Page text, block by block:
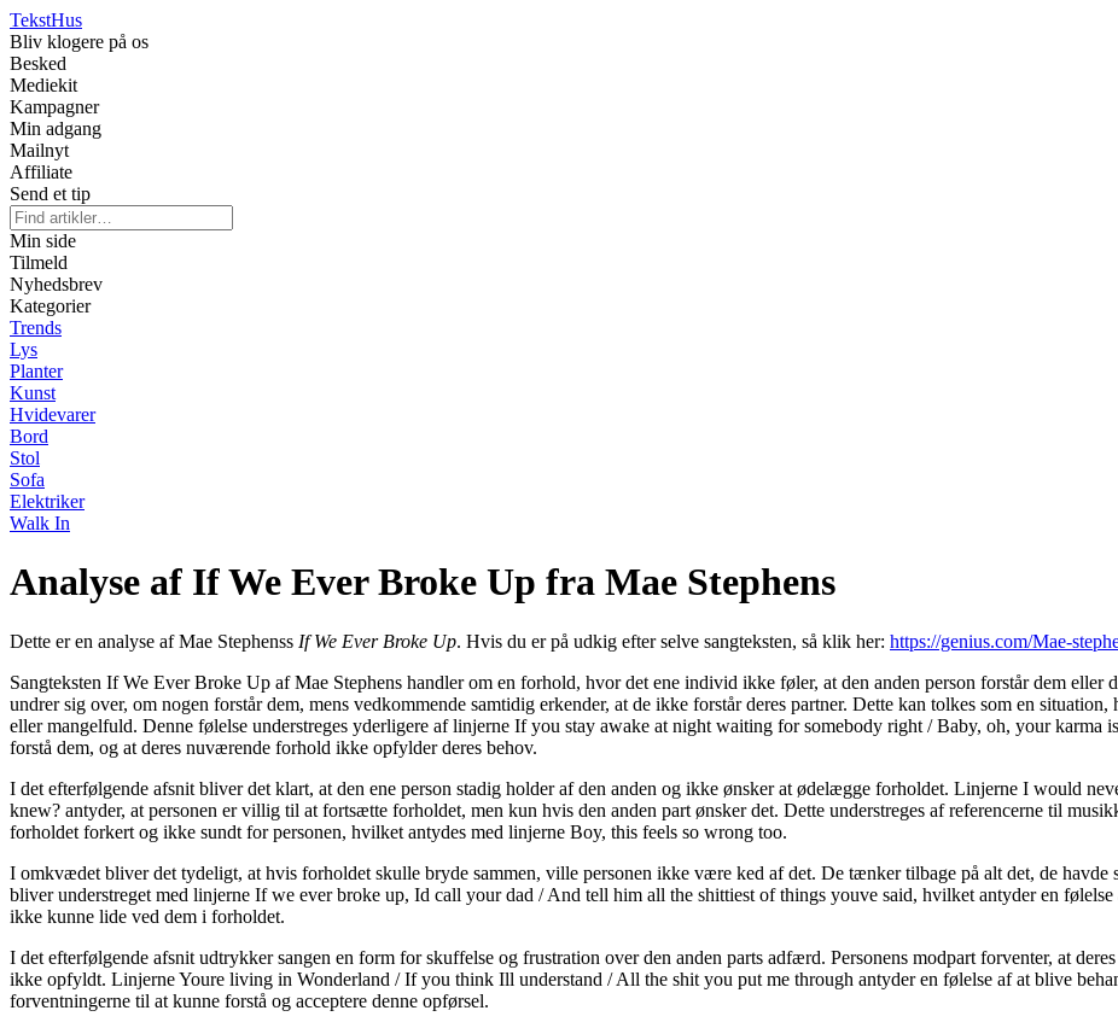
TekstHus
Bliv klogere på os
Besked
Mediekit
Kampagner
Min adgang
Mailnyt
Affiliate
Send et tip
Min side
Tilmeld
Nyhedsbrev
Kategorier
Trends
Lys
Planter
Kunst
Hvidevarer
Bord
Stol
Sofa
Elektriker
Walk In
Analyse af If We Ever Broke Up fra Mae Stephens
Dette er en analyse af Mae Stephenss If We Ever Broke Up. Hvis du er på udkig efter selve sangteksten, så klik her: https://genius.com/Mae-
Sangteksten If We Ever Broke Up af Mae Stephens handler om en forhold, hvor det ene individ ikke føler, at den anden person forstår dem eller
undrer sig over, om nogen forstår dem, mens vedkommende samtidig erkender, at de ikke forstår deres partner. Dette kan tolkes som en
eller mangelfuld. Denne følelse understreges yderligere af linjerne If you stay awake at night waiting for somebody right / Baby, oh, your karma
forstå dem, og at deres nuværende forhold ikke opfylder deres behov.
I det efterfølgende afsnit bliver det klart, at den ene person stadig holder af den anden og ikke ønsker at ødelægge forholdet. Linjerne I would
knew? antyder, at personen er villig til at fortsætte forholdet, men kun hvis den anden part ønsker det. Dette understreges af referencerne til
forholdet forkert og ikke sundt for personen, hvilket antydes med linjerne Boy, this feels so wrong too.
I omkvædet bliver det tydeligt, at hvis forholdet skulle bryde sammen, ville personen ikke være ked af det. De tænker tilbage på alt det, de havde
bliver understreget med linjerne If we ever broke up, Id call your dad / And tell him all the shittiest of things youve said, hvilket antyder en
ikke kunne lide ved dem i forholdet.
I det efterfølgende afsnit udtrykker sangen en form for skuffelse og frustration over den anden parts adfærd. Personens modpart forventer, at
ikke opfyldt. Linjerne Youre living in Wonderland / If you think Ill understand / All the shit you put me through antyder en følelse af at blive
forventningerne til at kunne forstå og acceptere denne opførsel.